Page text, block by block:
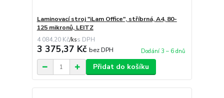
Laminovací stroj "iLam Office", stříbrná, A4, 80-
125 mikronů, LEITZ
4 084,20 Kč/ks
3 375,37 Kč bez DPH Dodání 3 – 6 dnů
Přidat do košíku